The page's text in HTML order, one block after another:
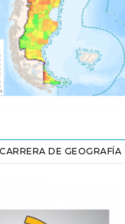
CARRERA DE GEOGRAFÍA